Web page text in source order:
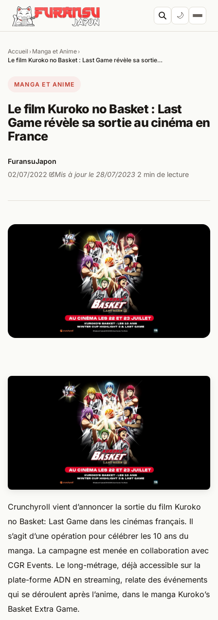
Aller au contenu
🌙
Accueil › Manga et Anime›
Le film Kuroko no Basket : Last Game révèle sa sortie…
MANGA ET ANIME
Le film Kuroko no Basket : Last
Game révèle sa sortie au cinéma en
France
FuransuJapon
02/07/2022· Mis à jour le 28/07/2023· 2 min de lecture
Crunchyroll vient d’annoncer la sortie du film Kuroko
no Basket: Last Game dans les cinémas français. Il
s’agit d’une opération pour célébrer les 10 ans du
manga. La campagne est menée en collaboration avec
CGR Events. Le long-métrage, déjà accessible sur la
plate-forme ADN en streaming, relate des événements
qui se déroulent après l’anime, dans le manga Kuroko’s
Basket Extra Game.